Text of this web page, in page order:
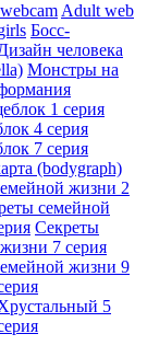
Adult web
Босс-
человека
Монстры на
1 серия
4 серия
7 серия
(bodygraph)
жизни 2
семейной
Секреты
7 серия
жизни 9
5